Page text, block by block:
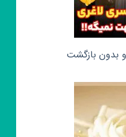
بدون بازگشت